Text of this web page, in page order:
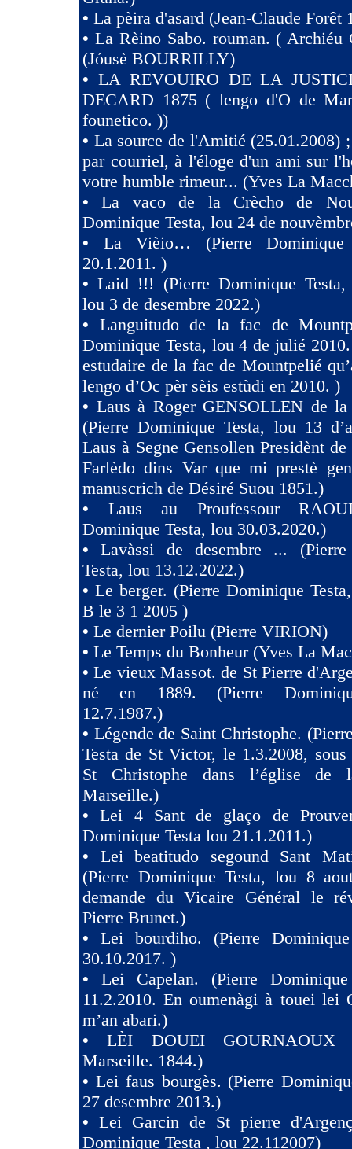
• La pèira d'asard (Jean-Claude Forêt
• La Rèino Sabo. rouman. ( Archiéu
(Jóusè BOURRILLY)
• LA REVOUIRO DE LA
DECARD 1875 ( lengo d'O de
founetico. ))
• La source de l'Amitié (25.01.2008)
par courriel, à l'éloge d'un ami sur
votre humble rimeur... (Yves La
•La vaco de la Crècho de
Dominique Testa, lou 24 de
• La Vièio… (Pierre Dominique
20.1.2011. )
•Laid !!! (Pierre Dominique
lou 3 de desembre 2022.)
• Languitudo de la fac de
Dominique Testa, lou 4 de julié
estudaire de la fac de Mountpelié
lengo d’Oc pèr sèis estùdi en 2010. )
• Laus à Roger GENSOLLEN de la
(Pierre Dominique Testa, lou 13
Laus à Segne Gensollen Presidènt
Farlèdo dins Var que mi prestè
manuscrich de Désiré Suou 1851.)
• Laus au Proufessour
Dominique Testa, lou 30.03.2020.)
•Lavàssi de desembre ...
Testa, lou 13.12.2022.)
• Le berger. (Pierre Dominique
B le 3 1 2005 )
• Le dernier Poilu (Pierre VIRION)
• Le Temps du Bonheur (Yves La
•Le vieux Massot. de St Pierre
né en 1889. (Pierre
12.7.1987.)
• Légende de Saint Christophe.
Testa de St Victor, le 1.3.2008,
St Christophe dans l’église de
Marseille.)
•Lei 4 Sant de glaço de
Dominique Testa lou 21.1.2011.)
• Lei beatitudo segound Sant
(Pierre Dominique Testa, lou 8
demande du Vicaire Général le
Pierre Brunet.)
• Lei bourdiho. (Pierre
30.10.2017. )
• Lei Capelan. (Pierre
11.2.2010. En oumenàgi à touei lei
m’an abari.)
•LÈI DOUEI GOURNAOUX
Marseille. 1844.)
• Lei faus bourgès. (Pierre
27 desembre 2013.)
• Lei Garcin de St pierre
Dominique Testa , lou 22.112007)